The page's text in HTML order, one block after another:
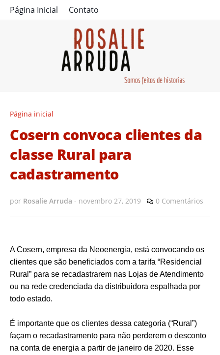
Página Inicial Contato
Página inicial
Cosern convoca clientes da
classe Rural para
cadastramento
por Rosalie Arruda - novembro 27, 2019 0 Comentários
A Cosern, empresa da Neoenergia, está convocando os
clientes que são beneficiados com a tarifa “Residencial
Rural” para se recadastrarem nas Lojas de Atendimento
ou na rede credenciada da distribuidora espalhada por
todo estado.
É importante que os clientes dessa categoria (“Rural”)
façam o recadastramento para não perderem o desconto
na conta de energia a partir de janeiro de 2020. Esse